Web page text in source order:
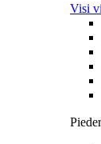
Visi